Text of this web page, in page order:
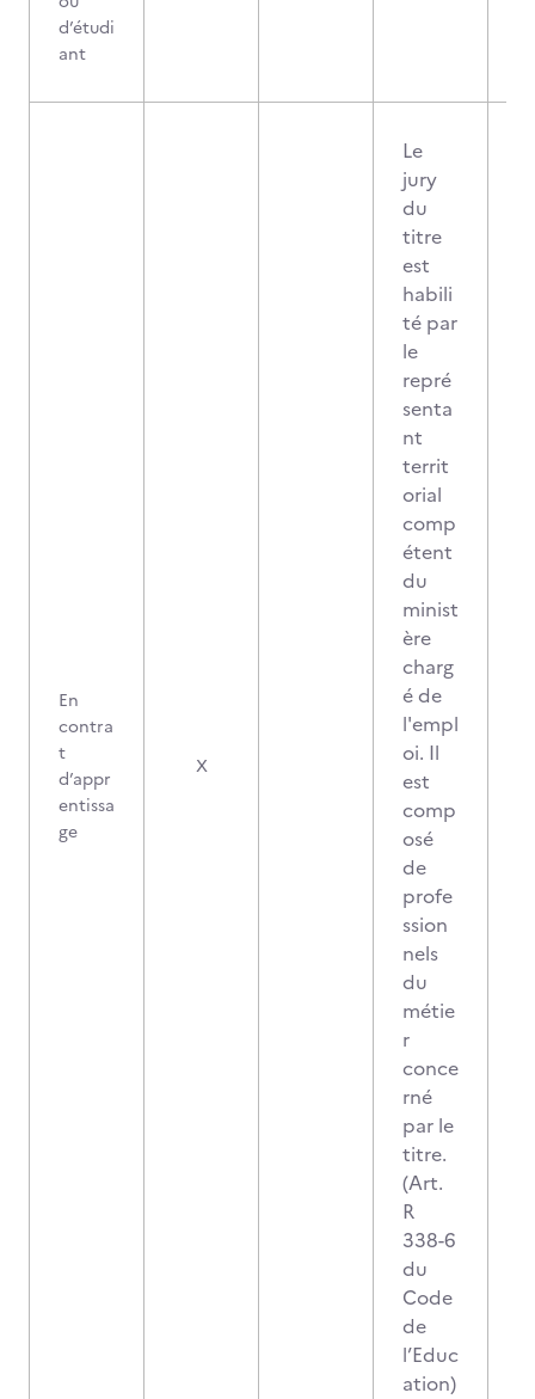
d’étudi
ant
En
contra
t
d’appr
entissa
ge
X
Le
jury
du
titre
est
habili
té par
le
repré
senta
nt
territ
orial
comp
étent
du
minist
ère
charg
é de
l'empl
oi. Il
est
comp
osé
de
profe
ssion
nels
du
métie
r
conce
rné
par le
titre.
(Art.
R
338-6
du
Code
de
l’Educ
ation)